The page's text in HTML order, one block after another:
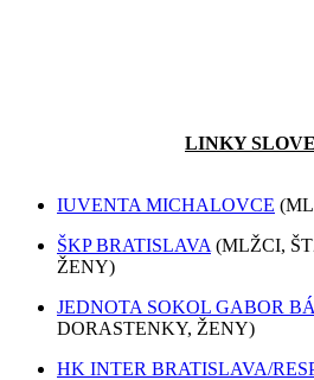
LINKY
IUVENTA MICHALOVCE
ŠKP BRATISLAVA (MLŽCI,
ŽENY)
JEDNOTA SOKOL GABOR
DORASTENKY, ŽENY)
HK INTER BRATISLAVA/